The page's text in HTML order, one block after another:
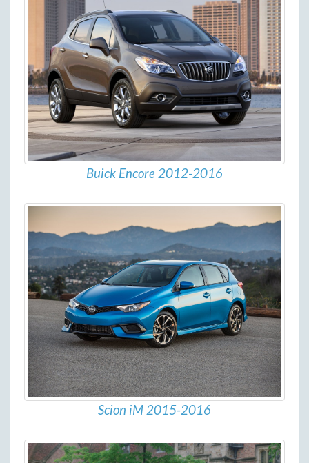
Buick Encore 2012-2016
Scion iM 2015-2016